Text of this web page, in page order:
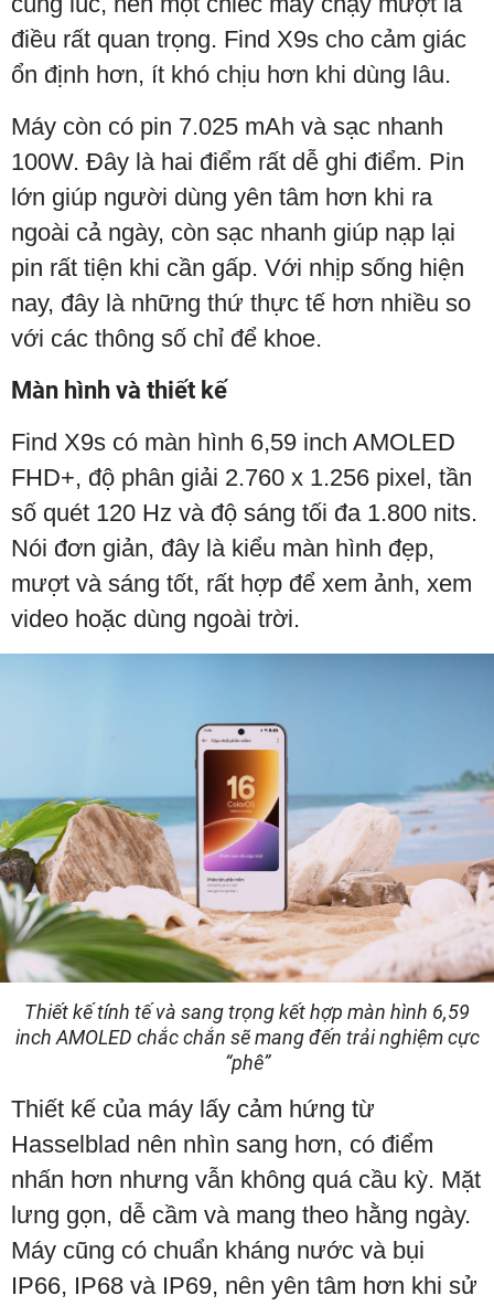
điều rất quan trọng. Find X9s cho cảm giác
ổn định hơn, ít khó chịu hơn khi dùng lâu.
Máy còn có pin 7.025 mAh và sạc nhanh
100W. Đây là hai điểm rất dễ ghi điểm. Pin
lớn giúp người dùng yên tâm hơn khi ra
ngoài cả ngày, còn sạc nhanh giúp nạp lại
pin rất tiện khi cần gấp. Với nhịp sống hiện
nay, đây là những thứ thực tế hơn nhiều so
với các thông số chỉ để khoe.
Màn hình và thiết kế
Find X9s có màn hình 6,59 inch AMOLED
FHD+, độ phân giải 2.760 x 1.256 pixel, tần
số quét 120 Hz và độ sáng tối đa 1.800 nits.
Nói đơn giản, đây là kiểu màn hình đẹp,
mượt và sáng tốt, rất hợp để xem ảnh, xem
video hoặc dùng ngoài trời.
Thiết kế tính tế và sang trọng kết hợp màn hình 6,59
inch AMOLED chắc chắn sẽ mang đến trải nghiệm cực
“phê”
Thiết kế của máy lấy cảm hứng từ
Hasselblad nên nhìn sang hơn, có điểm
nhấn hơn nhưng vẫn không quá cầu kỳ. Mặt
lưng gọn, dễ cầm và mang theo hằng ngày.
Máy cũng có chuẩn kháng nước và bụi
IP66, IP68 và IP69, nên yên tâm hơn khi sử